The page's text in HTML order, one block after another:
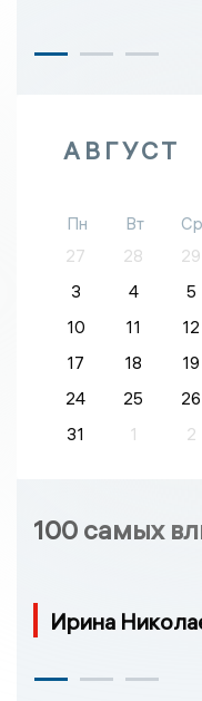
АВГУСТ
Пн Вт Ср
27
28 29
3
4 5
10
11 12
17
18 19
24
25 26
31
1 2
100 самых
Ирина